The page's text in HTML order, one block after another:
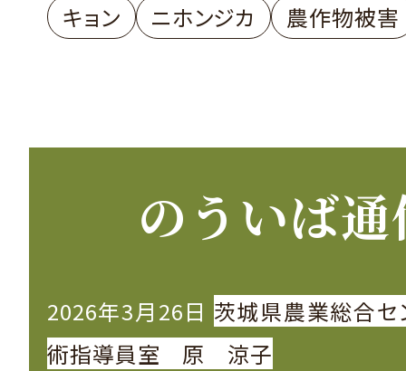
キョン ニホンジカ 農作物被害
のういば
2026年3月26日 茨城県農業総合セ
術指導員室 原 涼子